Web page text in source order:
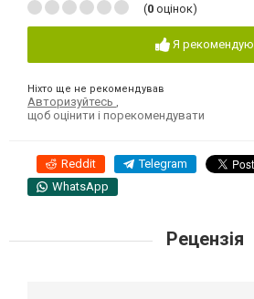
(0 оцінок)
Я рекомендую
Ніхто ще не рекомендував
Авторизуйтесь ,
щоб оцінити і порекомендувати
Reddit Telegram
WhatsApp
Рецензія